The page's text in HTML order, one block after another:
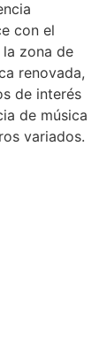
con el
zona de
renovada,
de interés
de música
variados.